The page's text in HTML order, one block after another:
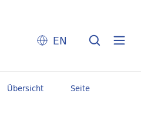
EN
Übersicht Seite